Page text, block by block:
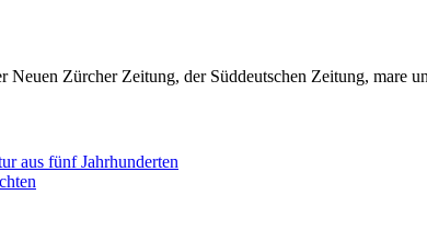
Neuen Zürcher Zeitung, der Süddeutschen Zeitung, mare
aus fünf Jahrhunderten